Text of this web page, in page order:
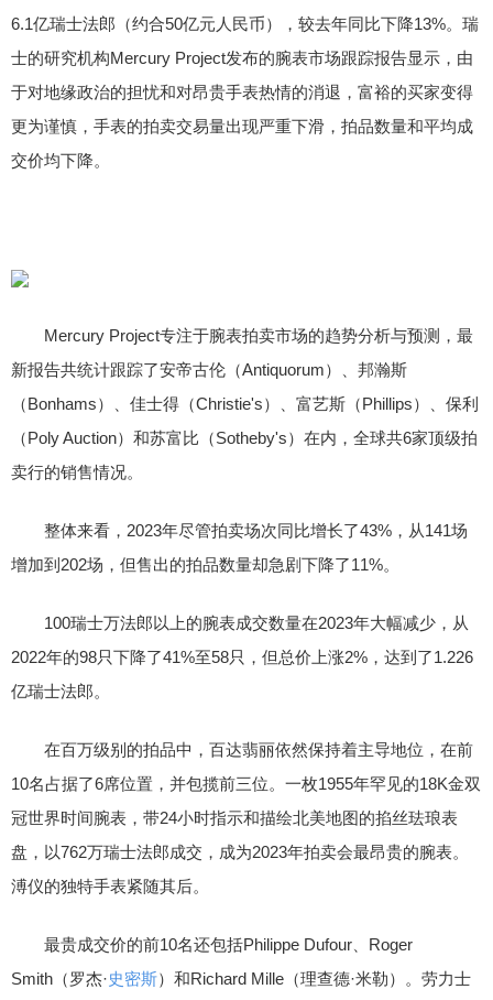
6.1亿瑞士法郎（约合50亿元人民币），较去年同比下降13%。瑞
士的研究机构Mercury Project发布的腕表市场跟踪报告显示，由
于对地缘政治的担忧和对昂贵手表热情的消退，富裕的买家变得
更为谨慎，手表的拍卖交易量出现严重下滑，拍品数量和平均成
交价均下降。
Mercury Project专注于腕表拍卖市场的趋势分析与预测，最
新报告共统计跟踪了安帝古伦（Antiquorum）、邦瀚斯
（Bonhams）、佳士得（Christie's）、富艺斯（Phillips）、保利
（Poly Auction）和苏富比（Sotheby's）在内，全球共6家顶级拍
卖行的销售情况。
整体来看，2023年尽管拍卖场次同比增长了43%，从141场
增加到202场，但售出的拍品数量却急剧下降了11%。
100瑞士万法郎以上的腕表成交数量在2023年大幅减少，从
2022年的98只下降了41%至58只，但总价上涨2%，达到了1.226
亿瑞士法郎。
在百万级别的拍品中，百达翡丽依然保持着主导地位，在前
10名占据了6席位置，并包揽前三位。一枚1955年罕见的18K金双
冠世界时间腕表，带24小时指示和描绘北美地图的掐丝珐琅表
盘，以762万瑞士法郎成交，成为2023年拍卖会最昂贵的腕表。
溥仪的独特手表紧随其后。
最贵成交价的前10名还包括Philippe Dufour、Roger
Smith（罗杰·史密斯）和Richard Mille（理查德·米勒）。劳力士